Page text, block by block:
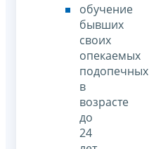
обучение
бывших
своих
опекаемых
подопечных
в
возрасте
до
24